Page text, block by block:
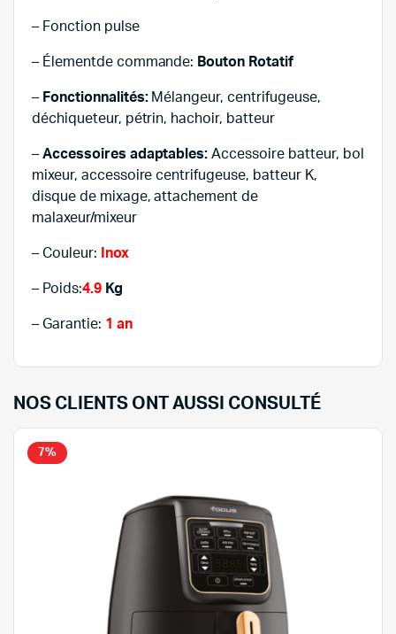
– Fonction pulse
– Élementde commande: Bouton Rotatif
– Fonctionnalités: Mélangeur, centrifugeuse,
déchiqueteur, pétrin, hachoir, batteur
– Accessoires adaptables: Accessoire batteur, bol
mixeur, accessoire centrifugeuse, batteur K,
disque de mixage, attachement de
malaxeur/mixeur
– Couleur: Inox
– Poids:4.9Kg
– Garantie: 1 an
NOS CLIENTS ONT AUSSI CONSULTÉ
7%